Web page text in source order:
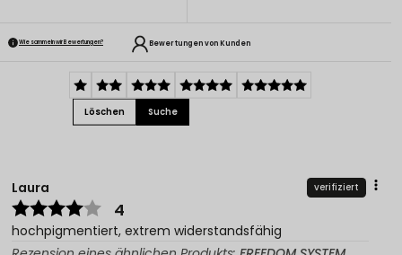
Wie sammeln wir Bewertungen? Bewertungen von Kunden
Löschen Suche
Laura verifiziert
4
hochpigmentiert, extrem widerstandsfähig